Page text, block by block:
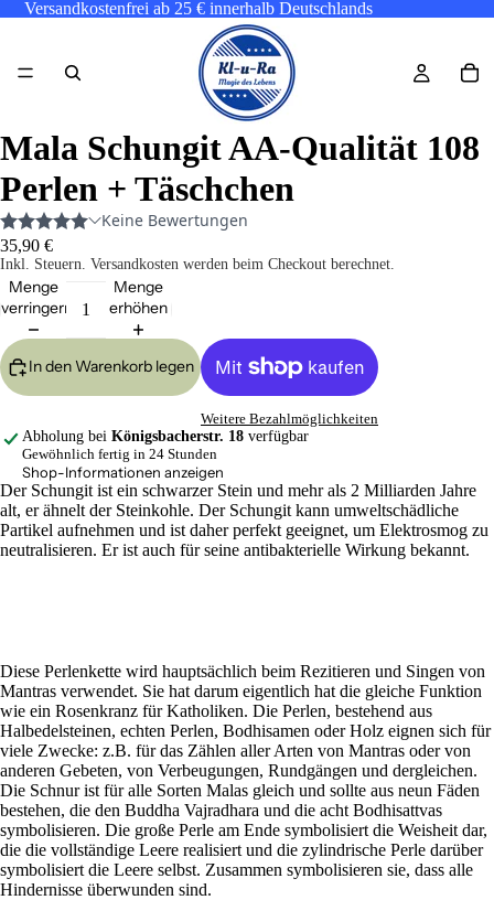
Versandkostenfrei ab 25 € innerhalb Deutschlands
Mala Schungit AA-Qualität 108
Perlen + Täschchen
35,90 €
Inkl. Steuern. Versandkosten werden beim Checkout berechnet.
Menge
verringern
Menge
erhöhen
In den Warenkorb legen
Weitere Bezahlmöglichkeiten
Abholung bei Königsbacherstr. 18 verfügbar
Gewöhnlich fertig in 24 Stunden
Shop-Informationen anzeigen
Der Schungit ist ein schwarzer Stein und mehr als 2 Milliarden Jahre
alt, er ähnelt der Steinkohle. Der Schungit kann umweltschädliche
Partikel aufnehmen und ist daher perfekt geeignet, um Elektrosmog zu
neutralisieren. Er ist auch für seine antibakterielle Wirkung bekannt.
Diese Perlenkette wird hauptsächlich beim Rezitieren und Singen von
Mantras verwendet. Sie hat darum eigentlich hat die gleiche Funktion
wie ein Rosenkranz für Katholiken. Die Perlen, bestehend aus
Halbedelsteinen, echten Perlen, Bodhisamen oder Holz eignen sich für
viele Zwecke: z.B. für das Zählen aller Arten von Mantras oder von
anderen Gebeten, von Verbeugungen, Rundgängen und dergleichen.
Die Schnur ist für alle Sorten Malas gleich und sollte aus neun Fäden
bestehen, die den Buddha Vajradhara und die acht Bodhisattvas
symbolisieren. Die große Perle am Ende symbolisiert die Weisheit dar,
die die vollständige Leere realisiert und die zylindrische Perle darüber
symbolisiert die Leere selbst. Zusammen symbolisieren sie, dass alle
Hindernisse überwunden sind.